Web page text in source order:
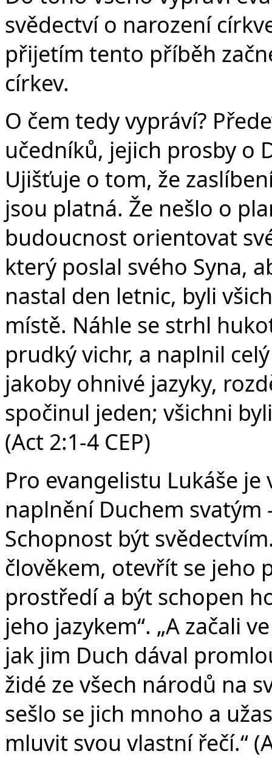
svědectví o narození
přijetím tento příběh
církev.
O čem tedy vypráví?
učedníků, jejich prosby o
Ujišťuje o tom, že
jsou platná. Že nešlo o
budoucnost orientovat
který poslal svého Syna,
nastal den letnic, byli
místě. Náhle se strhl
prudký vichr, a naplnil
jakoby ohnivé jazyky,
spočinul jeden; všichni
(Act 2:1-4 CEP)
Pro evangelistu Lukáše
naplnění Duchem
Schopnost být
člověkem, otevřít se jeho
prostředí a být schopen
jeho jazykem“. „A začali
jak jim Duch dával
židé ze všech národů na
sešlo se jich mnoho a
mluvit svou vlastní řečí.“